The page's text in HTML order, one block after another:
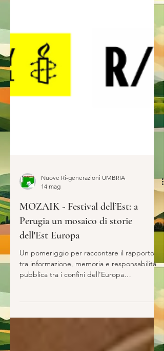
Nuove Ri-generazioni UMBRIA
14 mag
MOZAIK - Festival dell’Est: a
Perugia un mosaico di storie
Un pomeriggio per raccontare il rapporto
contemporanea. L’associazione D.S.F. Diritti
Solidarietà Futuro presenta MOZAIK